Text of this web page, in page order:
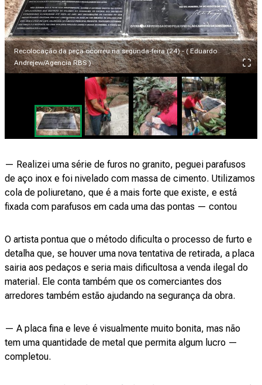
Recolocação da peça ocorreu na segunda-feira (24) - ( Eduardo
Andrejew/Agencia RBS )
— Realizei uma série de furos no granito, peguei parafusos
de aço inox e foi nivelado com massa de cimento. Utilizamos
cola de poliuretano, que é a mais forte que existe, e está
fixada com parafusos em cada uma das pontas — contou
O artista pontua que o método dificulta o processo de furto e
detalha que, se houver uma nova tentativa de retirada, a placa
sairia aos pedaços e seria mais dificultosa a venda ilegal do
material. Ele conta também que os comerciantes dos
arredores também estão ajudando na segurança da obra.
— A placa fina e leve é visualmente muito bonita, mas não
tem uma quantidade de metal que permita algum lucro —
completou.